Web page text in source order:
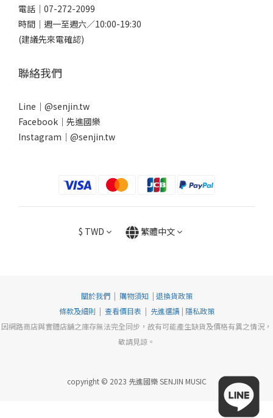
電話｜ 07-272-2099
時間｜週一至週六／10:00-19:30
(建議先來電確認)
聯絡我們
Line｜ @senjin.tw
Facebook｜ 先進國樂
Instagram｜ @senjin.tw
$ TWD 繁體中文
關於我們| 購物須知 | 退換貨政策
條款及細則 | 查看價目表 | 先進選讀 | 隱私政策
因網路商店與實體店舖之庫存無法完全同步，故有可能產生缺貨及價格有異之情況，
敬請見諒。
copyright © 2023 先進國樂 SENJIN MUSIC